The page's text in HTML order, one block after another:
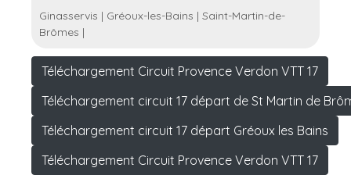
Ginasservis | Gréoux-les-Bains | Saint-Martin-de-
Brômes |
Téléchargement Circuit Provence Verdon VTT 17
Téléchargement circuit 17 départ de St Martin de
Téléchargement circuit 17 départ Gréoux les Bains
Téléchargement Circuit Provence Verdon VTT 17